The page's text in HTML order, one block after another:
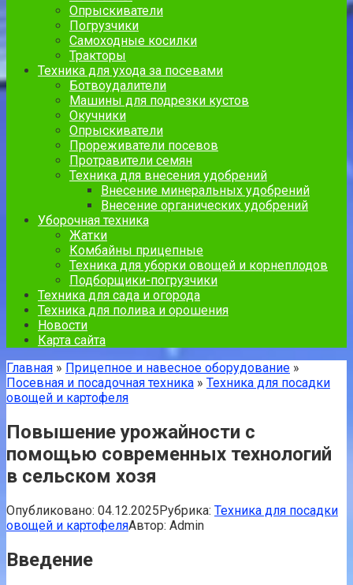
Опрыскиватели
Погрузчики
Самоходные косилки
Тракторы
Техника для ухода за посевами
Ботвоудалители
Машины для подрезки кустов
Окучники
Опрыскиватели
Прореживатели посевов
Протравители семян
Техника для внесения удобрений
Внесение минеральных удобрений
Внесение органических удобрений
Уборочная техника
Жатки
Комбайны прицепные
Техника для уборки овощей и корнеплодов
Подборщики-погрузчики
Техника для сада и огорода
Техника для полива и орошения
Новости
Карта сайта
Главная » Прицепное и навесное оборудование »
Посевная и посадочная техника » Техника для посадки
овощей и картофеля
Повышение урожайности с
помощью современных технологий
в сельском хозя
Опубликовано: 04.12.2025Рубрика: Техника для посадки
овощей и картофеляАвтор: Admin
Введение